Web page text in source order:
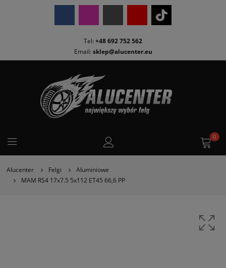
Tel: +48 692 752 562
Email: sklep@alucenter.eu
0
Alucenter Felgi
Aluminiowe
MAM RS4 17x7.5 5x112 ET45 66,6 PP